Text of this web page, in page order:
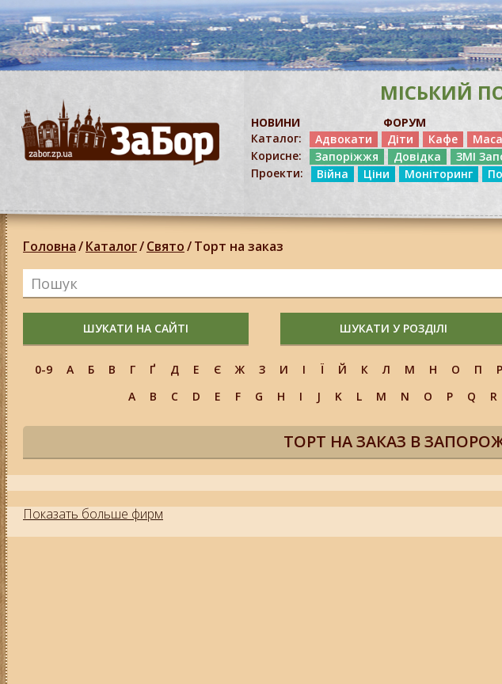
МІСЬКИЙ
НОВИНИ ФОРУМ
Каталог:
Адвокати Діти Кафе
Корисне:
Запоріжжя Довідка ЗМІ
Проекти:
Війна Ціни Моніторинг
Головна/Каталог/Свято/Торт на заказ
ШУКАТИ НА САЙТІ ШУКАТИ У РОЗДІЛІ
0-9 А Б В Г Ґ Д Е Є Ж З И І Ї Й К Л М Н О П Р
A
B C D E F G H I J K L M N O P Q R
ТОРТ НА ЗАКАЗ В
Показать больше фирм